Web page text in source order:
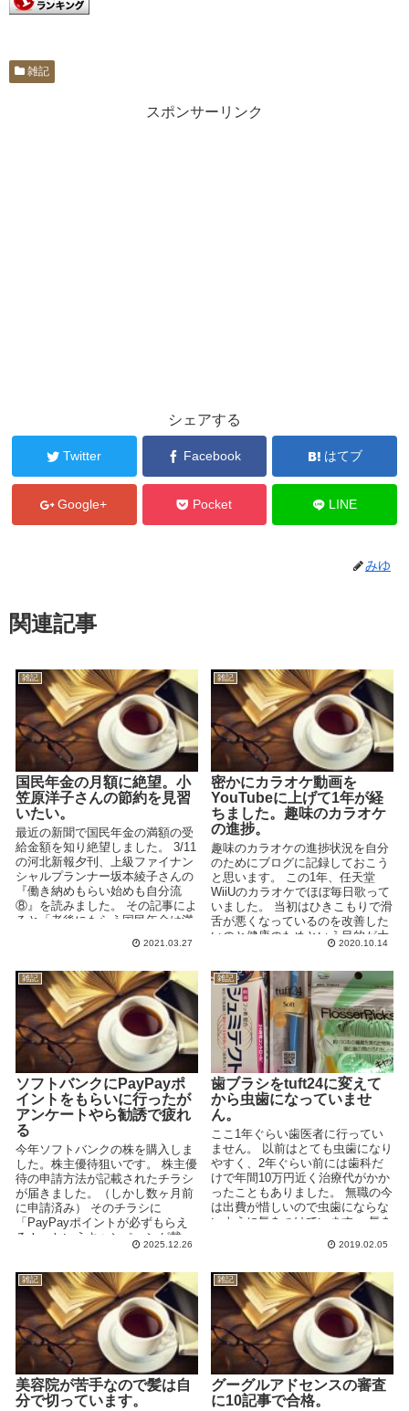
雑記
スポンサーリンク
シェアする
Twitter Facebook はてブ
Google+ Pocket LINE
みゆ
関連記事
雑記
国民年金の月額に絶望。小
笠原洋子さんの節約を見習
いたい。
最近の新聞で国民年金の満額の受
給金額を知り絶望しました。 3/11
の河北新報夕刊、上級ファイナン
シャルプランナー坂本綾子さんの
『働き納めもらい始めも自分流
⑧』を読みました。 その記事によ
ると「老後にもらう国民年金は満
2021.03.27
雑記
密かにカラオケ動画を
YouTubeに上げて1年が経
ちました。趣味のカラオケ
の進捗。
趣味のカラオケの進捗状況を自分
のためにブログに記録しておこう
と思います。 この1年、任天堂
WiiUのカラオケでほぼ毎日歌って
いました。 当初はひきこもりで滑
舌が悪くなっているのを改善した
いのと健康のためという目的が大
2020.10.14
雑記
ソフトバンクにPayPayポ
イントをもらいに行ったが
アンケートやら勧誘で疲れ
る
今年ソフトバンクの株を購入しま
した。株主優待狙いです。 株主優
待の申請方法が記載されたチラシ
が届きました。（しかし数ヶ月前
に申請済み） そのチラシに
「PayPayポイントが必ずもらえ
る！」というキャンペーンが載っ
ていました。 そのチラ...
2025.12.26
雑記
歯ブラシをtuft24に変えて
から虫歯になっていませ
ん。
ここ1年ぐらい歯医者に行ってい
ません。 以前はとても虫歯になり
やすく、2年ぐらい前には歯科だ
けで年間10万円近く治療代がかか
ったこともありました。 無職の今
は出費が惜しいので虫歯にならな
いように気をつけています。 気を
2019.02.05
雑記
美容院が苦手なので髪は自
分で切っています。
雑記
グーグルアドセンスの審査
に10記事で合格。